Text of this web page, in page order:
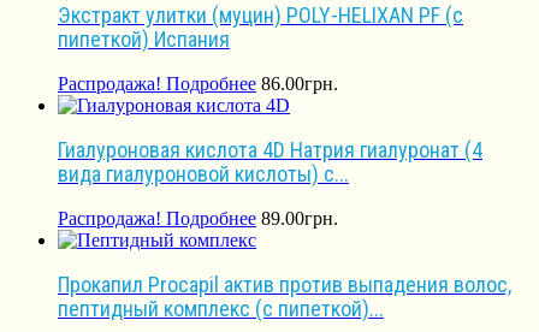
Экстракт улитки (муцин) POLY-HELIXAN PF (с
пипеткой) Испания
Распродажа! Подробнее 86.00грн.
Гиалуроновая кислота 4D Натрия гиалуронат (4
вида гиалуроновой кислоты) с...
Распродажа! Подробнее 89.00грн.
Прокапил Procapil актив против выпадения волос,
пептидный комплекс (с пипеткой)...